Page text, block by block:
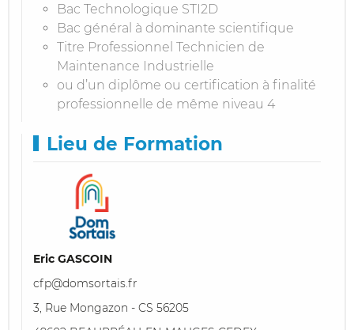
Bac Technologique STI2D
Bac général à dominante scientifique
Titre Professionnel Technicien de
Maintenance Industrielle
ou d’un diplôme ou certification à finalité
professionnelle de même niveau 4
Lieu de Formation
Eric GASCOIN
cfp@domsortais.fr
3, Rue Mongazon - CS 56205